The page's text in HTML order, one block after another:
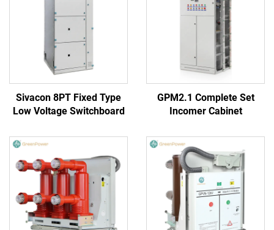
Sivacon 8PT Fixed Type
Low Voltage Switchboard
GPM2.1 Complete Set
Incomer Cabinet